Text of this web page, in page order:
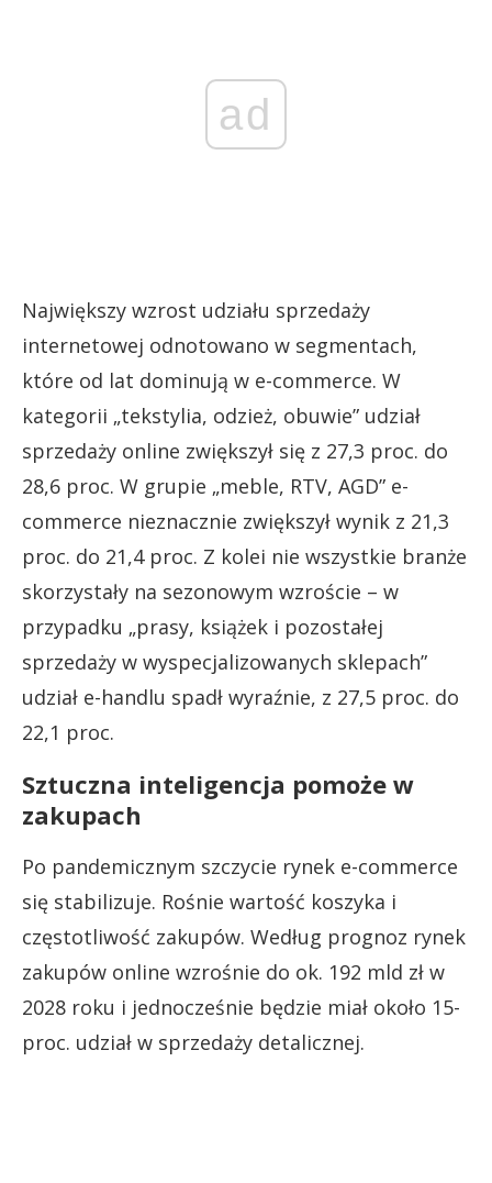
ad
Największy wzrost udziału sprzedaży
internetowej odnotowano w segmentach,
które od lat dominują w e-commerce. W
kategorii „tekstylia, odzież, obuwie” udział
sprzedaży online zwiększył się z 27,3 proc. do
28,6 proc. W grupie „meble, RTV, AGD” e-
commerce nieznacznie zwiększył wynik z 21,3
proc. do 21,4 proc. Z kolei nie wszystkie branże
skorzystały na sezonowym wzroście – w
przypadku „prasy, książek i pozostałej
sprzedaży w wyspecjalizowanych sklepach”
udział e-handlu spadł wyraźnie, z 27,5 proc. do
22,1 proc.
Sztuczna inteligencja pomoże w
zakupach
Po pandemicznym szczycie rynek e-commerce
się stabilizuje. Rośnie wartość koszyka i
częstotliwość zakupów. Według prognoz rynek
zakupów online wzrośnie do ok. 192 mld zł w
2028 roku i jednocześnie będzie miał około 15-
proc. udział w sprzedaży detalicznej.